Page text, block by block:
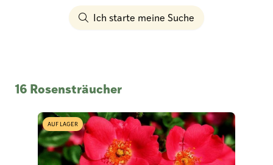
Ich starte meine Suche
16 Rosensträucher
AUF LAGER